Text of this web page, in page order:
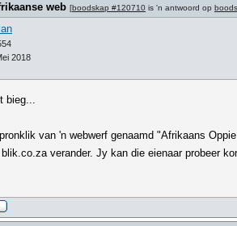
web [boodskap #120710 is 'n antwoord op
2018
bieg...
van 'n webwerf genaamd "Afrikaans
verander. Jy kan die eienaar probeer